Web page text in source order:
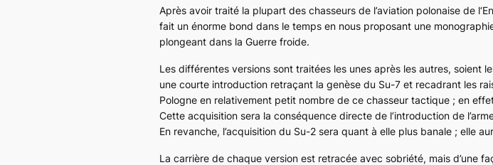
Après avoir traité la plupart des chasseurs de l’aviation polonaise de
fait un énorme bond dans le temps en nous proposant une
plongeant dans la Guerre froide.
Les différentes versions sont traitées les unes après les autres, soient
une courte introduction retraçant la genèse du Su-7 et recadrant les
Pologne en relativement petit nombre de ce chasseur tactique ; en
Cette acquisition sera la conséquence directe de l’introduction de
En revanche, l’acquisition du Su-2 sera quant à elle plus banale ; elle
La carrière de chaque version est retracée avec sobriété, mais d’une